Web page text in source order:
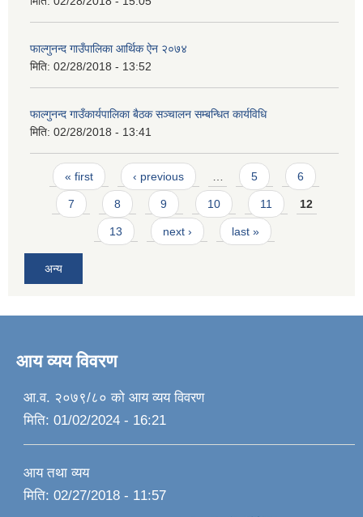
फाल्गुनन्द गाउँपालिका आर्थिक ऐन २०७४
मिति: 02/28/2018 - 13:52
फाल्गुनन्द गाउँकार्यपालिका बैठक सञ्चालन सम्बन्धित कार्यविधि
मिति: 02/28/2018 - 13:41
Pages
« first ‹ previous 5 6
7 8 9 10 11 12
13 next › last »
अन्य
आय व्यय विवरण
आ.व. २०७९/८० को आय व्यय विवरण
मिति: 01/02/2024 - 16:21
आय तथा व्यय
मिति: 02/27/2018 - 11:57